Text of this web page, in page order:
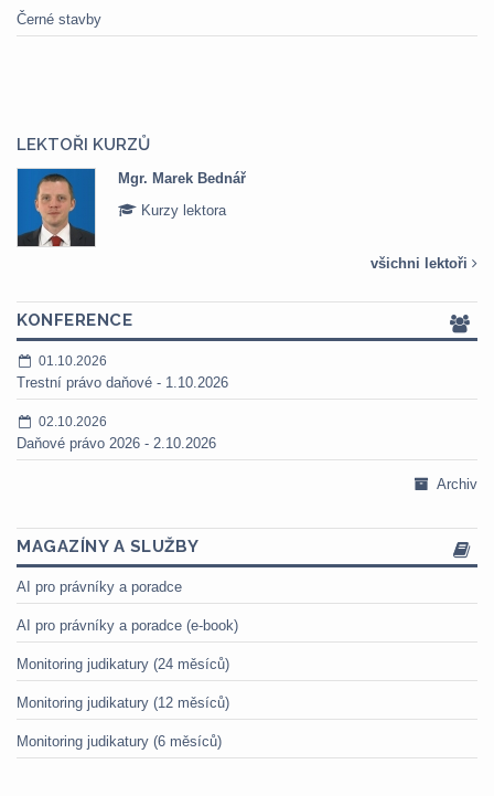
Černé stavby
LEKTOŘI KURZŮ
Mgr. Marek Bednář
Kurzy lektora
všichni lektoři
KONFERENCE
01.10.2026
Trestní právo daňové - 1.10.2026
02.10.2026
Daňové právo 2026 - 2.10.2026
Archiv
MAGAZÍNY A SLUŽBY
AI pro právníky a poradce
AI pro právníky a poradce (e-book)
Monitoring judikatury (24 měsíců)
Monitoring judikatury (12 měsíců)
Monitoring judikatury (6 měsíců)